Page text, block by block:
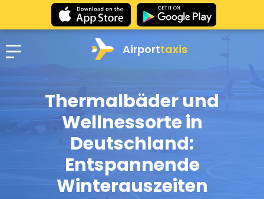
Airporttaxis
Thermalbäder und
Wellnessorte in
Deutschland:
Entspannende
Winterauszeiten